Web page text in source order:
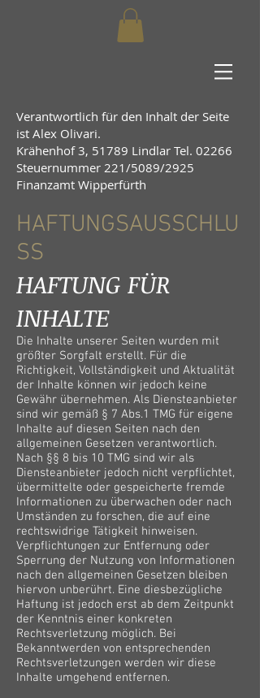
Verantwortlich für den Inhalt der Seite
ist Alex Olivari.
Krähenhof 3, 51789 Lindlar Tel. 02266
Steuernummer 221/5089/2925
Finanzamt Wipperfürth
HAFTUNGSAUSSCHLU
SS
HAFTUNG FÜR
INHALTE
Die Inhalte unserer Seiten wurden mit
größter Sorgfalt erstellt. Für die
Richtigkeit, Vollständigkeit und Aktualität
der Inhalte können wir jedoch keine
Gewähr übernehmen. Als Diensteanbieter
sind wir gemäß § 7 Abs.1 TMG für eigene
Inhalte auf diesen Seiten nach den
allgemeinen Gesetzen verantwortlich.
Nach §§ 8 bis 10 TMG sind wir als
Diensteanbieter jedoch nicht verpflichtet,
übermittelte oder gespeicherte fremde
Informationen zu überwachen oder nach
Umständen zu forschen, die auf eine
rechtswidrige Tätigkeit hinweisen.
Verpflichtungen zur Entfernung oder
Sperrung der Nutzung von Informationen
nach den allgemeinen Gesetzen bleiben
hiervon unberührt. Eine diesbezügliche
Haftung ist jedoch erst ab dem Zeitpunkt
der Kenntnis einer konkreten
Rechtsverletzung möglich. Bei
Bekanntwerden von entsprechenden
Rechtsverletzungen werden wir diese
Inhalte umgehend entfernen.